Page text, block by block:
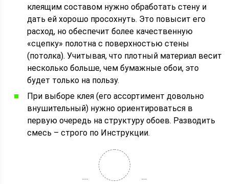
клеящим составом нужно обработать стену и
дать ей хорошо просохнуть. Это повысит его
расход, но обеспечит более качественную
«сцепку» полотна с поверхностью стены
(потолка). Учитывая, что плотный материал весит
несколько больше, чем бумажные обои, это
будет только на пользу.
При выборе клея (его ассортимент довольно
внушительный) нужно ориентироваться в
первую очередь на структуру обоев. Разводить
смесь – строго по Инструкции.